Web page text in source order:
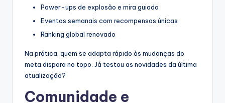
Power-ups de explosão e mira guiada
Eventos semanais com recompensas únicas
Ranking global renovado
Na prática, quem se adapta rápido às mudanças do
meta dispara no topo. Já testou as novidades da última
atualização?
Comunidade e